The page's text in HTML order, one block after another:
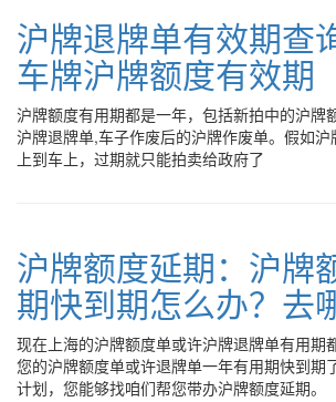
沪牌退牌单有效期查
车牌沪牌额度有效期
沪牌额度有用期都是一年，包括新拍中的沪牌
沪牌退牌单,车子作废后的沪牌作废单。假如
上到车上，过期就只能拍卖给政府了
沪牌额度延期：沪牌
期快到期怎么办？去
现在上海的沪牌额度单或许沪牌退牌单有用期
您的沪牌额度单或许退牌单一年有用期快到期
计划，您能够找咱们帮您带办沪牌额度延期。